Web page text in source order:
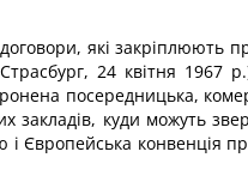
які закріплюють
24 квітня 1967
посередницька,
закладів, куди можуть
і Європейська конвенція